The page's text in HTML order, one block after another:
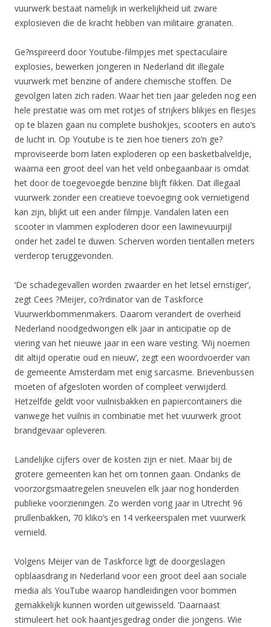
vuurwerk bestaat namelijk in werkelijkheid uit zware
explosieven die de kracht hebben van militaire granaten.
Ge?nspireerd door Youtube-filmpjes met spectaculaire
explosies, bewerken jongeren in Nederland dit illegale
vuurwerk met benzine of andere chemische stoffen. De
gevolgen laten zich raden. Waar het tien jaar geleden nog een
hele prestatie was om met rotjes of strijkers blikjes en flesjes
op te blazen gaan nu complete bushokjes, scooters en auto’s
de lucht in. Op Youtube is te zien hoe tieners zo’n ge?
mproviseerde bom laten exploderen op een basketbalveldje,
waarna een groot deel van het veld onbegaanbaar is omdat
het door de toegevoegde benzine blijft fikken. Dat illegaal
vuurwerk zonder een creatieve toevoeging ook vernietigend
kan zijn, blijkt uit een ander filmpje. Vandalen laten een
scooter in vlammen exploderen door een lawinevuurpijl
onder het zadel te duwen. Scherven worden tientallen meters
verderop teruggevonden.
‘De schadegevallen worden zwaarder en het letsel ernstiger’,
zegt Cees ?Meijer, co?rdinator van de Taskforce
Vuurwerkbommenmakers. Daarom verandert de overheid
Nederland noodgedwongen elk jaar in anticipatie op de
viering van het nieuwe jaar in een ware vesting. ‘Wij noemen
dit altijd operatie oud en nieuw’, zegt een woordvoerder van
de gemeente Amsterdam met enig sarcasme. Brievenbussen
moeten of afgesloten worden of compleet verwijderd.
Hetzelfde geldt voor vuilnisbakken en papiercontainers die
vanwege het vuilnis in combinatie met het vuurwerk groot
brandgevaar opleveren.
Landelijke cijfers over de kosten zijn er niet. Maar bij de
grotere gemeenten kan het om tonnen gaan. Ondanks de
voorzorgsmaatregelen sneuvelen elk jaar nog honderden
publieke voorzieningen. Zo werden vorig jaar in Utrecht 96
prullenbakken, 70 kliko’s en 14 verkeerspalen met vuurwerk
vernield.
Volgens Meijer van de Taskforce ligt de doorgeslagen
opblaasdrang in Nederland voor een groot deel aan sociale
media als YouTube waarop handleidingen voor bommen
gemakkelijk kunnen worden uitgewisseld. ‘Daarnaast
stimuleert het ook haantjesgedrag onder die jongens. Wie